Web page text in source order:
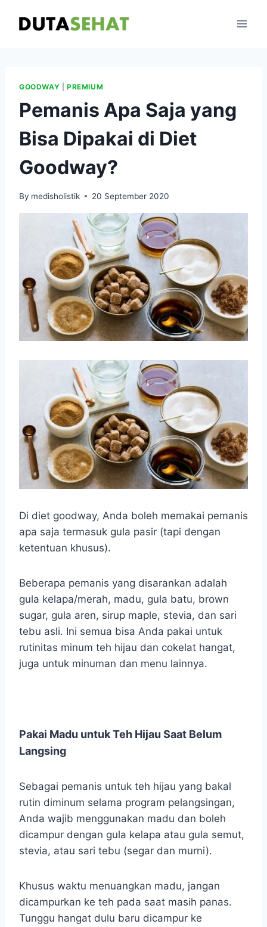
GOODWAY PREMIUM
Pemanis Apa Saja yang
Bisa Dipakai di Diet
Goodway?
By medisholistik 20 September 2020
Di diet goodway, Anda boleh memakai pemanis
apa saja termasuk gula pasir (tapi dengan
ketentuan khusus).
Beberapa pemanis yang disarankan adalah
gula kelapa/merah, madu, gula batu, brown
sugar, gula aren, sirup maple, stevia, dan sari
tebu asli. Ini semua bisa Anda pakai untuk
rutinitas minum teh hijau dan cokelat hangat,
juga untuk minuman dan menu lainnya.
Pakai Madu untuk Teh Hijau Saat Belum
Langsing
Sebagai pemanis untuk teh hijau yang bakal
rutin diminum selama program pelangsingan,
Anda wajib menggunakan madu dan boleh
dicampur dengan gula kelapa atau gula semut,
stevia, atau sari tebu (segar dan murni).
Khusus waktu menuangkan madu, jangan
dicampurkan ke teh pada saat masih panas.
Tunggu hangat dulu baru dicampur ke